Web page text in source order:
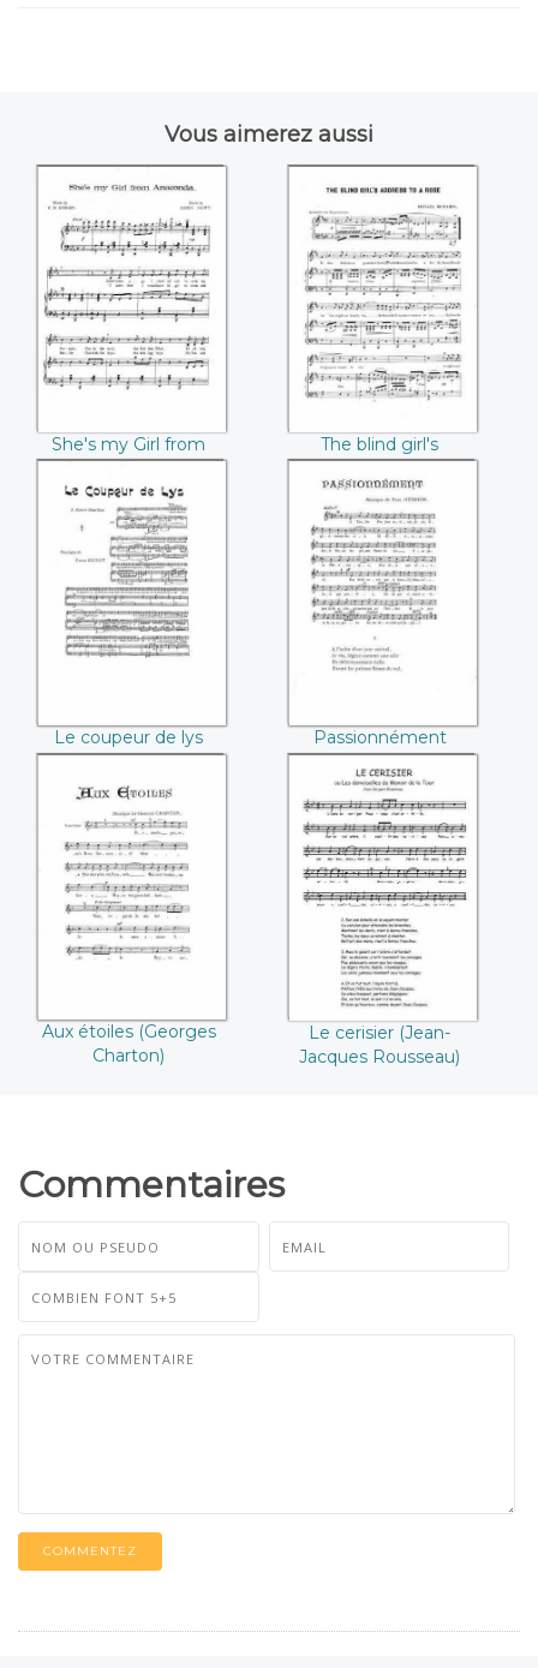
Vous aimerez aussi
She's my Girl from
Anaconda (James
Scottnda)
She's my Girl from
Anaconda (James
Scottnda)
The blind girl's
address to a rose
(Brinley Richards)
The blind girl's
address to a rose
(Brinley Richards)
Le coupeur de lys
(Emile Baudot)
Le coupeur de lys
(Emile Baudot)
Passionnément
(Paul Henrion)
Passionnément
(Paul Henrion)
Aux étoiles
(Georges Charton)
Aux étoiles (Georges
Charton)
Le cerisier (Jean-
Jacques Rousseau)
Le cerisier (Jean-
Jacques Rousseau)
Commentaires
COMMENTEZ